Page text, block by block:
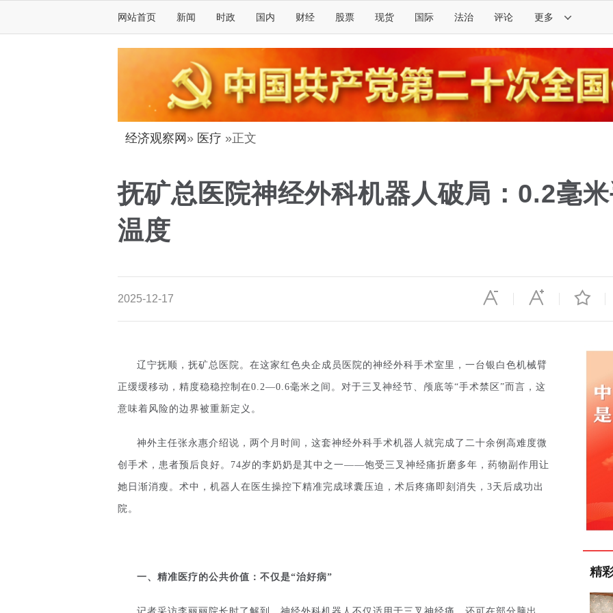
网站首页 新闻 时政 国内 财经 股票 现货 国际 法治 评论 更多
经济观察网 » 医疗 »正文
抚矿总医院神经外科机器人破局：0.2毫
温度
2025-12-17
辽宁抚顺，抚矿总医院。在这家红色央企成员医院的神经外科手术室里，一台银白色机械臂
正缓缓移动，精度稳稳控制在0.2—0.6毫米之间。对于三叉神经节、颅底等“手术禁区”而言，这
意味着风险的边界被重新定义。
神外主任张永惠介绍说，两个月时间，这套神经外科手术机器人就完成了二十余例高难度微
创手术，患者预后良好。74岁的李奶奶是其中之一——饱受三叉神经痛折磨多年，药物副作用让
她日渐消瘦。术中，机器人在医生操控下精准完成球囊压迫，术后疼痛即刻消失，3天后成功出
院。
一、 精准医疗的公共价值：不仅是“治好病” 精